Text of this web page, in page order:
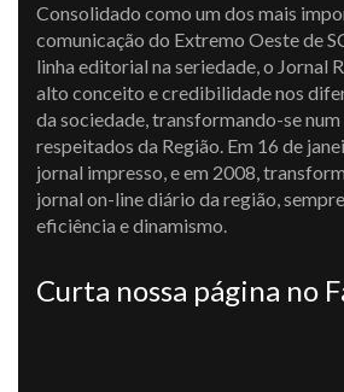
Consolidado como um dos mais
comunicação do Extremo Oeste de
linha editorial na seriedade, o Jornal
alto conceito e credibilidade nos
da sociedade, transformando-se
respeitados da Região. Em 16 de
jornal impresso, e em 2008,
jornal on-line diário da região,
eficiência e dinamismo.
Curta nossa página no